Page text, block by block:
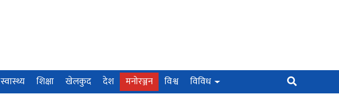
स्वास्थ्य शिक्षा खेलकुद देश मनोरञ्जन विश्व विविध